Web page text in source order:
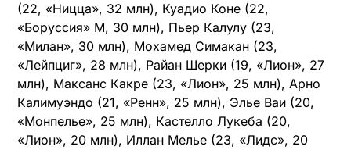
(22, «Ницца», 32 млн), Куадио Коне (22,
«Боруссия» М, 30 млн), Пьер Калулу (23,
«Милан», 30 млн), Мохамед Симакан (23,
«Лейпциг», 28 млн), Райан Шерки (19, «Лион», 27
млн), Максанс Какре (23, «Лион», 25 млн), Арно
Калимуэндо (21, «Ренн», 25 млн), Элье Ваи (20,
«Монпелье», 25 млн), Кастелло Лукеба (20,
«Лион», 20 млн), Иллан Мелье (23, «Лидс», 20